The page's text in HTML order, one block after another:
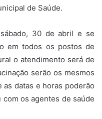
de Saúde.
30 de abril e se
em todos os postos de
o atendimento será de
serão os mesmos
as datas e horas poderão
os agentes de saúde